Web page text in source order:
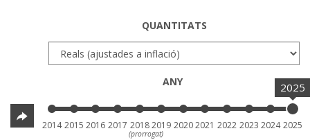
QUANTITATS
ANY 2025
2014 2015 2016 2017 2018
(prorrogat)
2019 2020 2021 2022 2023 2024 2025